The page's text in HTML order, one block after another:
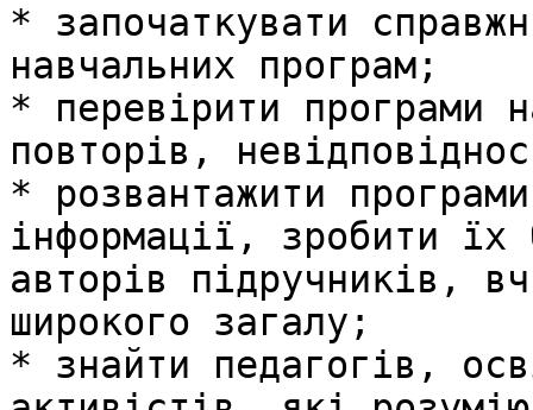
* започаткувати
навчальних програм;
* перевірити програми
повторів,
* розвантажити
інформації, зробити їх
авторів підручників,
широкого загалу;
* знайти педагогів,